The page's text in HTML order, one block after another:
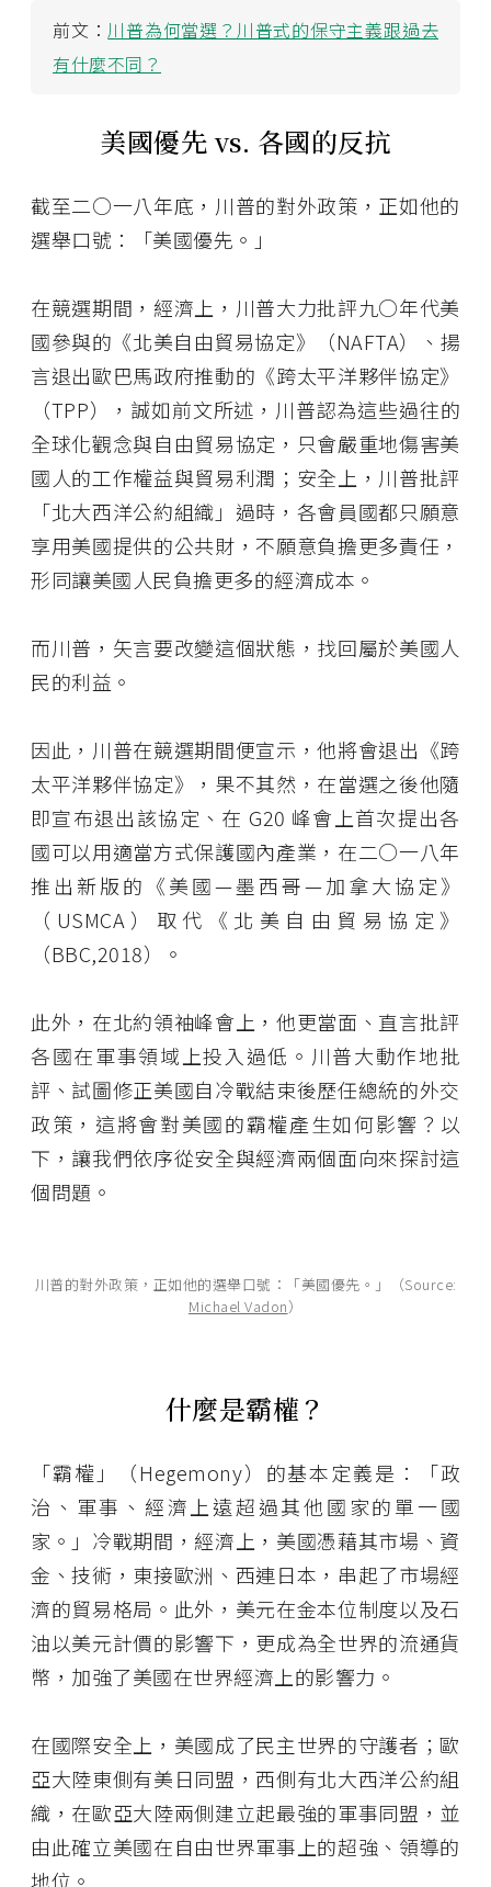
前文：川普為何當選？川普式的保守主義跟過去
有什麼不同？
美國優先 vs. 各國的反抗
截至二○一八年底，川普的對外政策，正如他的
選舉口號：「美國優先。」
在競選期間，經濟上，川普大力批評九○年代美
國參與的《北美自由貿易協定》（NAFTA）、揚
言退出歐巴馬政府推動的《跨太平洋夥伴協定》
（TPP），誠如前文所述，川普認為這些過往的
全球化觀念與自由貿易協定，只會嚴重地傷害美
國人的工作權益與貿易利潤；安全上，川普批評
「北大西洋公約組織」過時，各會員國都只願意
享用美國提供的公共財，不願意負擔更多責任，
形同讓美國人民負擔更多的經濟成本。
而川普，矢言要改變這個狀態，找回屬於美國人
民的利益。
因此，川普在競選期間便宣示，他將會退出《跨
太平洋夥伴協定》，果不其然，在當選之後他隨
即宣布退出該協定、在 G20 峰會上首次提出各
國可以用適當方式保護國內產業，在二○一八年
推出新版的《美國—墨西哥—加拿大協定》
（USMCA）取代《北美自由貿易協定》
（BBC,2018）。
此外，在北約領袖峰會上，他更當面、直言批評
各國在軍事領域上投入過低。川普大動作地批
評、試圖修正美國自冷戰結束後歷任總統的外交
政策，這將會對美國的霸權產生如何影響？以
下，讓我們依序從安全與經濟兩個面向來探討這
個問題。
川普的對外政策，正如他的選舉口號：「美國優先。」（Source:
Michael Vadon）
什麼是霸權？
「霸權」（Hegemony）的基本定義是：「政
治、軍事、經濟上遠超過其他國家的單一國
家。」冷戰期間，經濟上，美國憑藉其市場、資
金、技術，東接歐洲、西連日本，串起了市場經
濟的貿易格局。此外，美元在金本位制度以及石
油以美元計價的影響下，更成為全世界的流通貨
幣，加強了美國在世界經濟上的影響力。
在國際安全上，美國成了民主世界的守護者；歐
亞大陸東側有美日同盟，西側有北大西洋公約組
織，在歐亞大陸兩側建立起最強的軍事同盟，並
由此確立美國在自由世界軍事上的超強、領導的
地位。